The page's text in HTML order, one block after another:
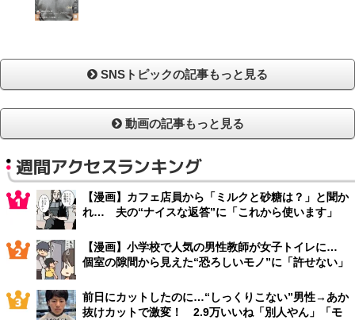
SNSトピックの記事もっと見る
動画の記事もっと見る
週間アクセスランキング
【漫画】カフェ店員から「ミルクと砂糖は？」と聞か
れ… 夫の“ナイスな返答”に「これから使います」
【漫画】小学校で人気の男性教師が女子トイレに…
個室の隙間から見えた“恐ろしいモノ”に「許せない」
前日にカットしたのに…“しっくりこない”男性→あか
抜けカットで激変！ 2.9万いいね「別人やん」「モ